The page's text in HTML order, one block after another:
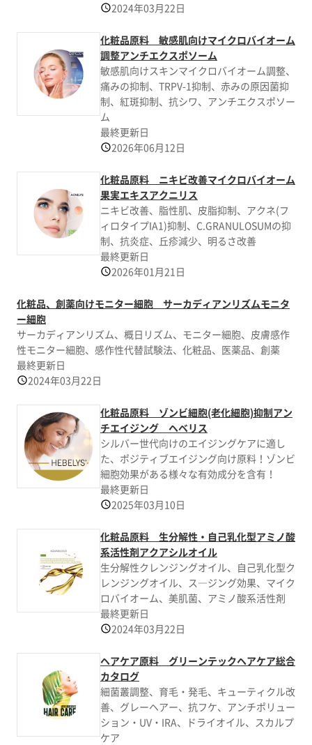
2024年03月22日
化粧品原料 敏感肌向けマイクロバイオーム
調整アンチエクスポソーム
敏感肌向けスキンマイクロバイオーム調整、
痛みの抑制、TRPV-1抑制、赤みの原因菌抑
制、紅斑抑制、抗シワ、アンチエクスポソー
ム
最終更新日
2026年06月12日
化粧品原料 ニキビ改善マイクロバイオーム
果実エキスアクニリス
ニキビ改善、脂性肌、皮脂抑制、アクネ(フ
ィロタイプIA1)抑制、C.GRANULOSUMの抑
制、抗炎症、丘疹減少、明るさ改善
最終更新日
2026年01月21日
化粧品、創薬向けモニター細胞 サーカディアンリズムモニタ
ー細胞
サーカディアンリズム、概日リズム、モニター細胞、皮膚感作
性モニター細胞、感作性代替試験法、化粧品、医薬品、創薬
最終更新日
2024年03月22日
化粧品原料 ゾンビ細胞(老化細胞)抑制アン
チエイジング ヘベリス
シルバー世代向けのエイジングケアに適し
た、ポジティブエイジング向け原料！ゾンビ
細胞効果がある様々な有効成分を含有！
最終更新日
2025年03月10日
化粧品原料 生分解性・自己乳化型アミノ酸
系活性剤アクアシルオイル
生分解性クレンジングオイル、自己乳化型ク
レンジングオイル、ス―ジング効果、マイク
ロバイオーム、美肌菌、アミノ酸系活性剤
最終更新日
2024年03月22日
ヘアケア原料 グリーンテックヘアケア総合
カタログ
細菌叢調整、育毛・発毛、キューティクル改
善、グレーヘアー、抗フケ、アンチポリュー
ション・UV・IRA、ドライオイル、スカルプ
ケア